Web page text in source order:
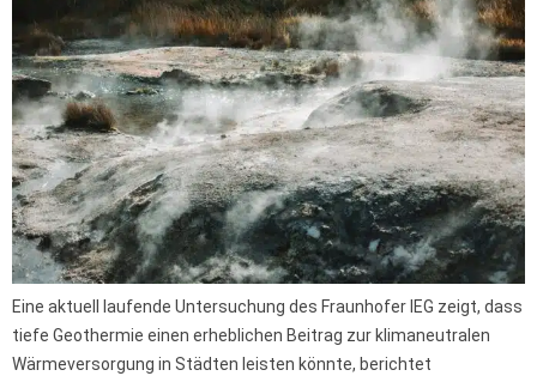
Eine aktuell laufende Untersuchung des Fraunhofer IEG zeigt, dass
tiefe Geothermie einen erheblichen Beitrag zur klimaneutralen
Wärmeversorgung in Städten leisten könnte, berichtet